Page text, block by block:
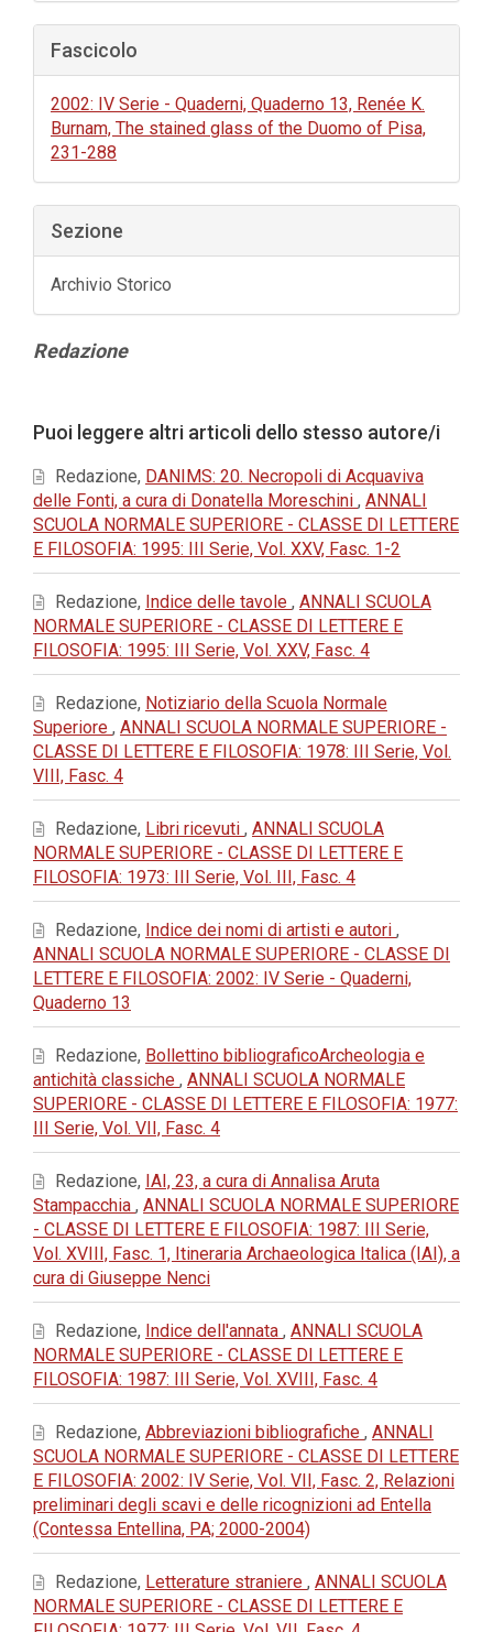
Fascicolo
2002: IV Serie - Quaderni, Quaderno 13, Renée K.
Burnam, The stained glass of the Duomo of Pisa,
231-288
Sezione
Archivio Storico
Contenuto
Redazione
dell'articolo
Puoi leggere altri articoli dello stesso autore/i
Redazione, DANIMS: 20. Necropoli di Acquaviva
delle Fonti, a cura di Donatella Moreschini , ANNALI
SCUOLA NORMALE SUPERIORE - CLASSE DI LETTERE
E FILOSOFIA: 1995: III Serie, Vol. XXV, Fasc. 1-2
Redazione, Indice delle tavole , ANNALI SCUOLA
NORMALE SUPERIORE - CLASSE DI LETTERE E
FILOSOFIA: 1995: III Serie, Vol. XXV, Fasc. 4
Redazione, Notiziario della Scuola Normale
Superiore , ANNALI SCUOLA NORMALE SUPERIORE -
CLASSE DI LETTERE E FILOSOFIA: 1978: III Serie, Vol.
VIII, Fasc. 4
Redazione, Libri ricevuti , ANNALI SCUOLA
NORMALE SUPERIORE - CLASSE DI LETTERE E
FILOSOFIA: 1973: III Serie, Vol. III, Fasc. 4
Redazione, Indice dei nomi di artisti e autori ,
ANNALI SCUOLA NORMALE SUPERIORE - CLASSE DI
LETTERE E FILOSOFIA: 2002: IV Serie - Quaderni,
Quaderno 13
Redazione, Bollettino bibliograficoArcheologia e
antichità classiche , ANNALI SCUOLA NORMALE
SUPERIORE - CLASSE DI LETTERE E FILOSOFIA: 1977:
III Serie, Vol. VII, Fasc. 4
Redazione, IAI, 23, a cura di Annalisa Aruta
Stampacchia , ANNALI SCUOLA NORMALE SUPERIORE
- CLASSE DI LETTERE E FILOSOFIA: 1987: III Serie,
Vol. XVIII, Fasc. 1, Itineraria Archaeologica Italica (IAI), a
cura di Giuseppe Nenci
Redazione, Indice dell'annata , ANNALI SCUOLA
NORMALE SUPERIORE - CLASSE DI LETTERE E
FILOSOFIA: 1987: III Serie, Vol. XVIII, Fasc. 4
Redazione, Abbreviazioni bibliografiche , ANNALI
SCUOLA NORMALE SUPERIORE - CLASSE DI LETTERE
E FILOSOFIA: 2002: IV Serie, Vol. VII, Fasc. 2, Relazioni
preliminari degli scavi e delle ricognizioni ad Entella
(Contessa Entellina, PA; 2000-2004)
Redazione, Letterature straniere , ANNALI SCUOLA
NORMALE SUPERIORE - CLASSE DI LETTERE E